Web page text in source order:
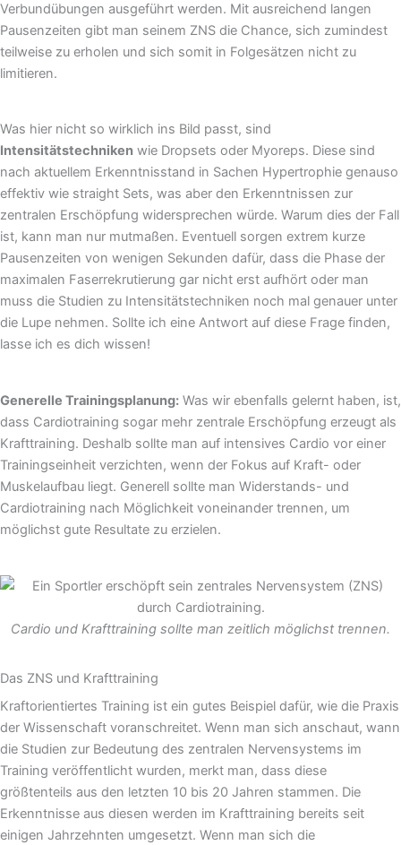
Verbundübungen ausgeführt werden. Mit ausreichend langen
Pausenzeiten gibt man seinem ZNS die Chance, sich zumindest
teilweise zu erholen und sich somit in Folgesätzen nicht zu
limitieren.
Was hier nicht so wirklich ins Bild passt, sind
Intensitätstechniken wie Dropsets oder Myoreps. Diese sind
nach aktuellem Erkenntnisstand in Sachen Hypertrophie genauso
effektiv wie straight Sets, was aber den Erkenntnissen zur
zentralen Erschöpfung widersprechen würde. Warum dies der Fall
ist, kann man nur mutmaßen. Eventuell sorgen extrem kurze
Pausenzeiten von wenigen Sekunden dafür, dass die Phase der
maximalen Faserrekrutierung gar nicht erst aufhört oder man
muss die Studien zu Intensitätstechniken noch mal genauer unter
die Lupe nehmen. Sollte ich eine Antwort auf diese Frage finden,
lasse ich es dich wissen!
Generelle Trainingsplanung: Was wir ebenfalls gelernt haben, ist,
dass Cardiotraining sogar mehr zentrale Erschöpfung erzeugt als
Krafttraining. Deshalb sollte man auf intensives Cardio vor einer
Trainingseinheit verzichten, wenn der Fokus auf Kraft- oder
Muskelaufbau liegt. Generell sollte man Widerstands- und
Cardiotraining nach Möglichkeit voneinander trennen, um
möglichst gute Resultate zu erzielen.
Cardio und Krafttraining sollte man zeitlich möglichst trennen.
Das ZNS und Krafttraining
Kraftorientiertes Training ist ein gutes Beispiel dafür, wie die Praxis
der Wissenschaft voranschreitet. Wenn man sich anschaut, wann
die Studien zur Bedeutung des zentralen Nervensystems im
Training veröffentlicht wurden, merkt man, dass diese
größtenteils aus den letzten 10 bis 20 Jahren stammen. Die
Erkenntnisse aus diesen werden im Krafttraining bereits seit
einigen Jahrzehnten umgesetzt. Wenn man sich die